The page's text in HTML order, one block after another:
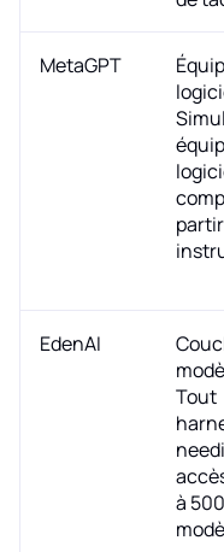
MetaGPT
EdenAI
Tout
à